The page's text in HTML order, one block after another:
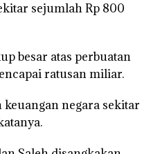
sejumlah Rp 800
besar atas perbuatan
ratusan miliar.
negara sekitar